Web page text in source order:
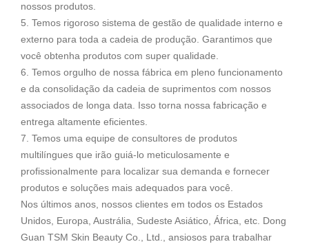
nossos produtos.
5. Temos rigoroso sistema de gestão de qualidade interno e
externo para toda a cadeia de produção. Garantimos que
você obtenha produtos com super qualidade.
6. Temos orgulho de nossa fábrica em pleno funcionamento
e da consolidação da cadeia de suprimentos com nossos
associados de longa data. Isso torna nossa fabricação e
entrega altamente eficientes.
7. Temos uma equipe de consultores de produtos
multilíngues que irão guiá-lo meticulosamente e
profissionalmente para localizar sua demanda e fornecer
produtos e soluções mais adequados para você.
Nos últimos anos, nossos clientes em todos os Estados
Unidos, Europa, Austrália, Sudeste Asiático, África, etc. Dong
Guan TSM Skin Beauty Co., Ltd., ansiosos para trabalhar